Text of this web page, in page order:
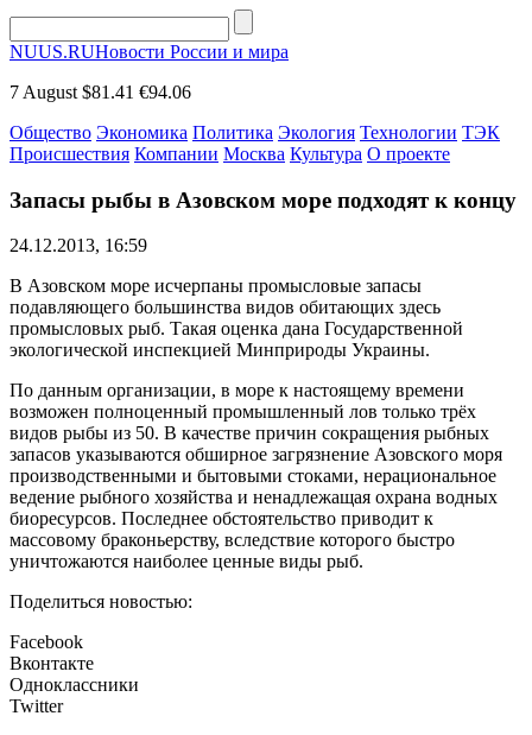
NUUS.RUНовости России и мира
7 August $81.41 €94.06
Общество Экономика Политика Экология Технологии ТЭК
Происшествия Компании Москва Культура О проекте
Запасы рыбы в Азовском море подходят к концу
24.12.2013, 16:59
В Азовском море исчерпаны промысловые запасы
подавляющего большинства видов обитающих здесь
промысловых рыб. Такая оценка дана Государственной
экологической инспекцией Минприроды Украины.
По данным организации, в море к настоящему времени
возможен полноценный промышленный лов только трёх
видов рыбы из 50. В качестве причин сокращения рыбных
запасов указываются обширное загрязнение Азовского моря
производственными и бытовыми стоками, нерациональное
ведение рыбного хозяйства и ненадлежащая охрана водных
биоресурсов. Последнее обстоятельство приводит к
массовому браконьерству, вследствие которого быстро
уничтожаются наиболее ценные виды рыб.
Поделиться новостью:
Facebook
Вконтакте
Одноклассники
Twitter